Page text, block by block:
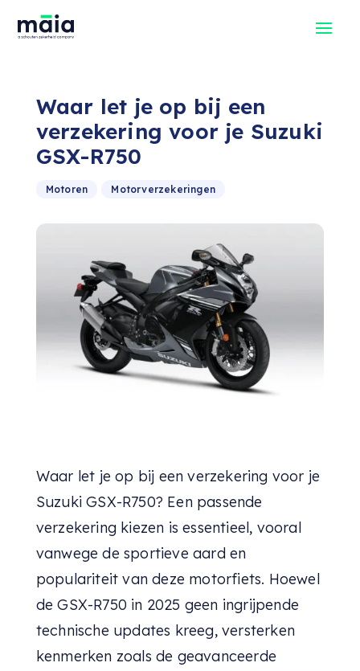
Waar let je op bij een
verzekering voor je Suzuki
GSX-R750
Motoren Motorverzekeringen
Waar let je op bij een verzekering voor je
Suzuki GSX-R750? Een passende
verzekering kiezen is essentieel, vooral
vanwege de sportieve aard en
populariteit van deze motorfiets. Hoewel
de GSX-R750 in 2025 geen ingrijpende
technische updates kreeg, versterken
kenmerken zoals de geavanceerde